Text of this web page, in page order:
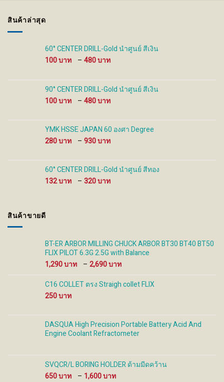
สินค้าล่าสุด
60° CENTER DRILL-Gold นำศูนย์ สีเงิน
100
– 480
100 ฿
through
480 ฿
90° CENTER DRILL-Gold นำศูนย์ สีเงิน
100
– 480
100 ฿
through
YMK HSSE JAPAN 60 องศา Degree
280
– 930
280 ฿
through
930 ฿
60° CENTER DRILL-Gold นำศูนย์ สีทอง
132
– 320
สินค้าขายดี
BT-ER ARBOR MILLING CHUCK ARBOR BT30 BT40 BT50
FLIX PILOT 6.3G 2.5G with Balance
1,290
– 2,690
range:
1,290 ฿
C16 COLLET ตรง Straigh collet FLIX
250
DASQUA High Precision Portable Battery Acid And
Engine Coolant Refractometer
SVQCR/L BORING HOLDER ด้ามมีดคว้าน
650
– 1,600